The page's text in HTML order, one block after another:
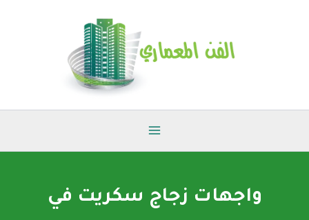
واجهات زجاج سكريت في